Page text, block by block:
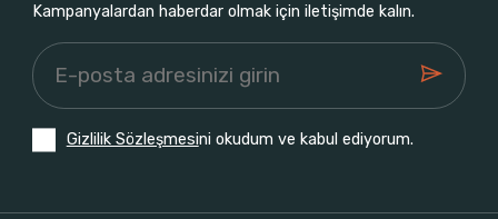
Kampanyalardan haberdar olmak için iletişimde kalın.
Gizlilik Sözleşmesini okudum ve kabul ediyorum.